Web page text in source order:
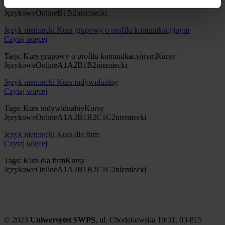
Tags:
JęzykoweOnlineB1B2niemiecki
Język niemiecki Kurs grupowy o profilu komunikacyjnym
Czytaj więcej
Tags: Kurs grupowy o profilu komunikacyjnymKursy
JęzykoweOnlineA1A2B1B2niemiecki
Język niemiecki Kurs indywidualny
Czytaj więcej
Tags: Kurs indywidualnyKursy
JęzykoweOnlineA1A2B1B2C1C2niemiecki
Język niemiecki Kurs dla firm
Czytaj więcej
Tags: Kurs dla firmKursy
JęzykoweOnlineA1A2B1B2C1C2niemiecki
© 2023 Uniwersytet SWPS, ul. Chodakowska 19/31, 03-815